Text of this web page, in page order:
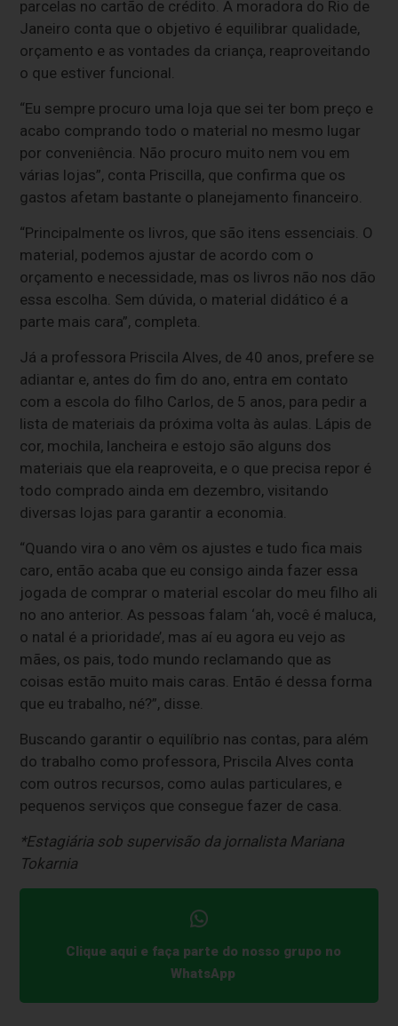
parcelas no cartão de crédito. A moradora do Rio de
Janeiro conta que o objetivo é equilibrar qualidade,
orçamento e as vontades da criança, reaproveitando
o que estiver funcional.
“Eu sempre procuro uma loja que sei ter bom preço e
acabo comprando todo o material no mesmo lugar
por conveniência. Não procuro muito nem vou em
várias lojas”, conta Priscilla, que confirma que os
gastos afetam bastante o planejamento financeiro.
“Principalmente os livros, que são itens essenciais. O
material, podemos ajustar de acordo com o
orçamento e necessidade, mas os livros não nos dão
essa escolha. Sem dúvida, o material didático é a
parte mais cara”, completa.
Já a professora Priscila Alves, de 40 anos, prefere se
adiantar e, antes do fim do ano, entra em contato
com a escola do filho Carlos, de 5 anos, para pedir a
lista de materiais da próxima volta às aulas. Lápis de
cor, mochila, lancheira e estojo são alguns dos
materiais que ela reaproveita, e o que precisa repor é
todo comprado ainda em dezembro, visitando
diversas lojas para garantir a economia.
“Quando vira o ano vêm os ajustes e tudo fica mais
caro, então acaba que eu consigo ainda fazer essa
jogada de comprar o material escolar do meu filho ali
no ano anterior. As pessoas falam ‘ah, você é maluca,
o natal é a prioridade’, mas aí eu agora eu vejo as
mães, os pais, todo mundo reclamando que as
coisas estão muito mais caras. Então é dessa forma
que eu trabalho, né?”, disse.
Buscando garantir o equilíbrio nas contas, para além
do trabalho como professora, Priscila Alves conta
com outros recursos, como aulas particulares, e
pequenos serviços que consegue fazer de casa.
*Estagiária sob supervisão da jornalista Mariana
Tokarnia
Clique aqui e faça parte do nosso grupo no
WhatsApp